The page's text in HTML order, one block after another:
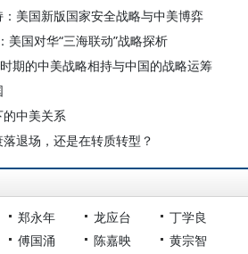
美国新版国家安全战略与中美博弈
美国对华“三海联动”战略探析
期的中美战略相持与中国的战略运筹
中美关系
退场，还是在转质转型？
郑永年 龙应台
丁学良
傅国涌 陈嘉映
黄宗智